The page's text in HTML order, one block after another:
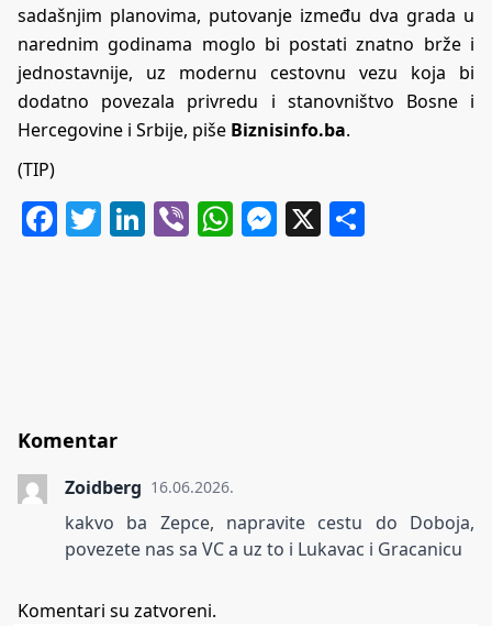
sadašnjim planovima, putovanje između dva grada u
narednim godinama moglo bi postati znatno brže i
jednostavnije, uz modernu cestovnu vezu koja bi
dodatno povezala privredu i stanovništvo Bosne i
Hercegovine i Srbije, piše Biznisinfo.ba.
(TIP)
Facebook
Twitter
LinkedIn
ViberWhatsApp
Messenger
X
Komentar
Zoidberg 16.06.2026.
kakvo ba Zepce, napravite cestu do Doboja,
povezete nas sa VC a uz to i Lukavac i Gracanicu
Komentari su zatvoreni.